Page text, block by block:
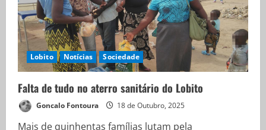
Lobito Notícias Sociedade
Falta de tudo no aterro sanitário do Lobito
Goncalo Fontoura 18 de Outubro, 2025
Mais de quinhentas famílias lutam pela